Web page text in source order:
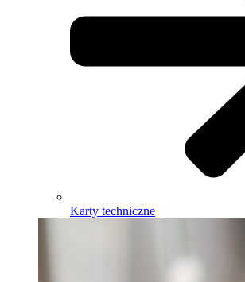
Karty techniczne